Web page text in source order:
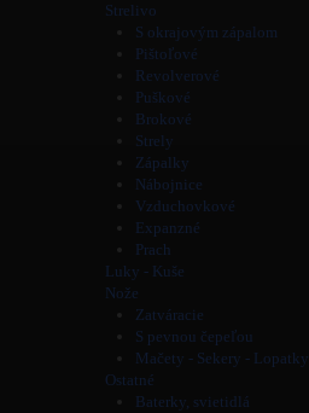
Strelivo
S okrajovým zápalom
Pištoľové
Revolverové
Puškové
Brokové
Strely
Zápalky
Nábojnice
Vzduchovkové
Expanzné
Prach
Luky - Kuše
Nože
Zatváracie
S pevnou čepeľou
Mačety - Sekery - Lopatky
Ostatné
Baterky, svietidlá